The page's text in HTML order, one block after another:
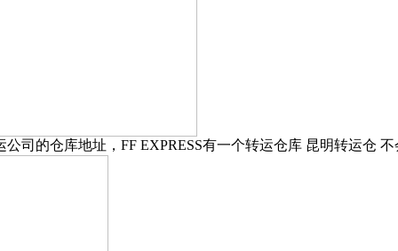
司的仓库地址，FF EXPRESS有一个转运仓库 昆明转运仓